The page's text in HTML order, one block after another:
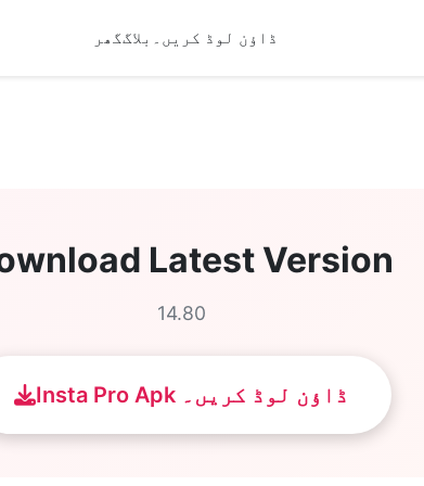
گھربلاگ ڈاؤن لوڈ کریں۔
Latest Version
14.80
Insta Pro Apk ڈاؤن لوڈ کریں۔